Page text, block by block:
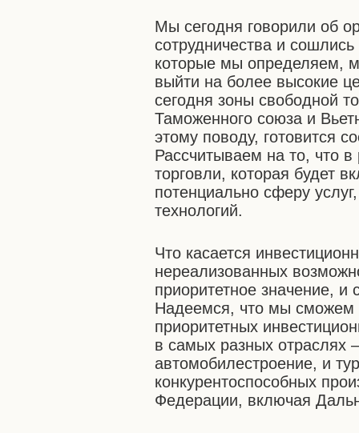
Мы сегодня говорили об
сотрудничества и
которые мы определяем,
выйти на более высокие
сегодня зоны свободной
Таможенного союза и
этому поводу, готовится
Рассчитываем на то, что
торговли, которая будет
потенциально сферу
технологий.
Что касается
нереализованных
приоритетное значение,
Надеемся, что мы сможем
приоритетных
в самых разных отраслях
автомобилестроение, и
конкурентоспособных
Федерации, включая